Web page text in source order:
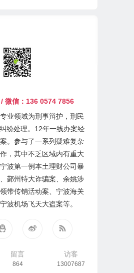
微信：136 0574 7856
业领域为刑事辩护，刑民
纷处理。12年一线办案经
。参与了一系列疑难复杂
，其中不乏区域内有重大
波第一例本土理财公司暴
鄞州特大诈骗案、余姚涉
带传销活动案、宁波海关
波机场飞天大盗案等。
留言
864
访客
13007687